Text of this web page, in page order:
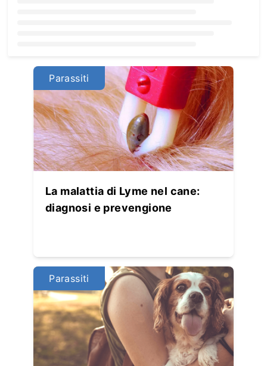
Parassiti
La malattia di Lyme nel cane:
diagnosi e prevengione
Parassiti